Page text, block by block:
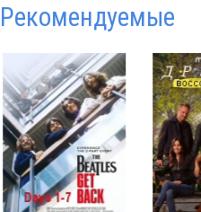
Pекомендуемые